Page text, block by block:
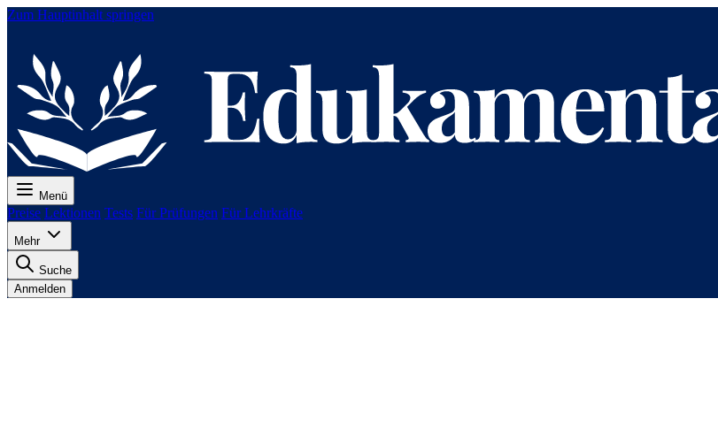
Zum Hauptinhalt springen
Menü
Preise Lektionen Tests Für Prüfungen Für Lehrkräfte
Mehr
Suche
Anmelden